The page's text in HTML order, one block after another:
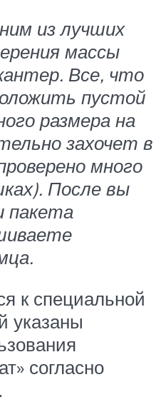
из лучших
массы
Все, что
пустой
размера на
захочет в
много
После вы
пакета
к специальной
указаны
согласно